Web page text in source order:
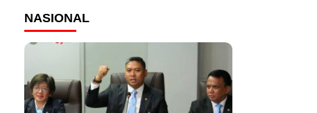
NASIONAL